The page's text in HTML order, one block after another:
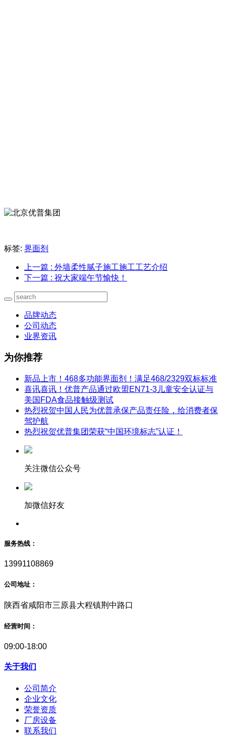
标签: 界面剂
上一篇 : 外墙柔性腻子施工施工工艺介绍
下一篇 : 祝大家端午节愉快！
品牌动态
公司动态
业界资讯
为你推荐
新品上市！468多功能界面剂！满足468/2329双标标准
喜讯喜讯！优普产品通过欧盟EN71-3儿童安全认证与
美国FDA食品接触级测试
热烈祝贺中国人民为优普承保产品责任险，给消费者保
驾护航
热烈祝贺优普集团荣获“中国环境标志”认证！
关注微信公众号
加微信好友
服务热线：
13991108869
公司地址：
陕西省咸阳市三原县大程镇荆中路口
经营时间：
09:00-18:00
关于我们
公司简介
企业文化
荣誉资质
厂房设备
联系我们